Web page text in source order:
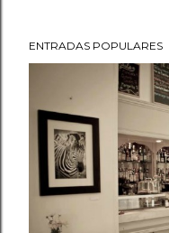
i
u
ENTRADAS POPULARES